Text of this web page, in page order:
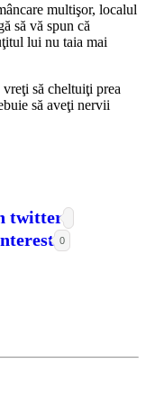
multişor, localul
să vă spun că
lui nu taia mai
să cheltuiţi prea
să aveţi nervii
0